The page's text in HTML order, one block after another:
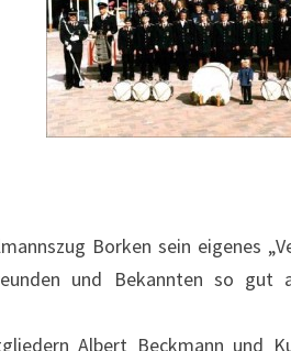
Borken sein eigenes
und Bekannten so
Albert Beckmann und